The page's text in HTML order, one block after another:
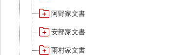
阿野家文書
安部家文書
雨村家文書